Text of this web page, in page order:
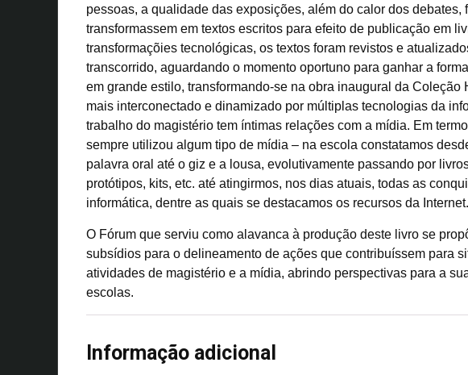
pessoas, a qualidade das exposições, além do calor dos debates,
transformassem em textos escritos para efeito de publicação em
transformaçõies tecnológicas, os textos foram revistos e
transcorrido, aguardando o momento oportuno para ganhar a
em grande estilo, transformando-se na obra inaugural da
mais interconectado e dinamizado por múltiplas tecnologias da
trabalho do magistério tem íntimas relações com a mídia. Em
sempre utilizou algum tipo de mídia – na escola constatamos
palavra oral até o giz e a lousa, evolutivamente passando por
protótipos, kits, etc. até atingirmos, nos dias atuais, todas as
informática, dentre as quais se destacamos os recursos da Internet.
O Fórum que serviu como alavanca à produção deste livro se
subsídios para o delineamento de ações que contribuíssem para
atividades de magistério e a mídia, abrindo perspectivas para a
escolas.
Informação adicional